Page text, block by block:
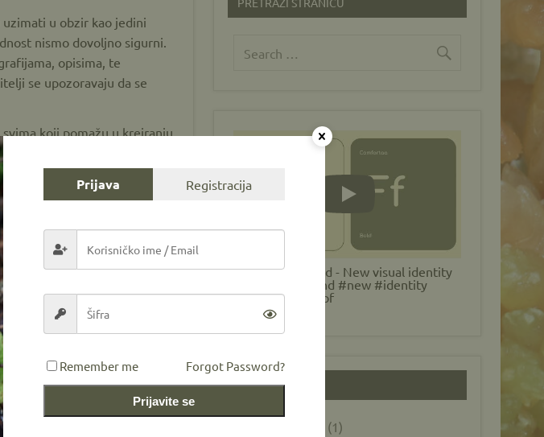
u obzir kao jedini
nismo dovoljno sigurni.
opisima, te
se upozoravaju da se
koji pomažu u kreiranju
prevodom određenih
Play
MycoBH Rebrand - New visual identity
#MycoBH #brand #new #identity
#mycology #cepf
KATEGORIJE
(1)
Prijava Registracija
Remember me Forgot Password?
Prijavite se